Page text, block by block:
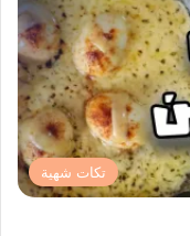
تكات شهية